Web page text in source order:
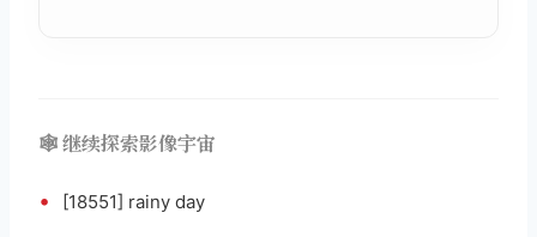
🕸️ 继续探索影像宇宙
• [18551] rainy day